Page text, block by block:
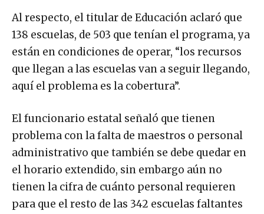
Al respecto, el titular de Educación aclaró que
138 escuelas, de 503 que tenían el programa, ya
están en condiciones de operar, “los recursos
que llegan a las escuelas van a seguir llegando,
aquí el problema es la cobertura”.
El funcionario estatal señaló que tienen
problema con la falta de maestros o personal
administrativo que también se debe quedar en
el horario extendido, sin embargo aún no
tienen la cifra de cuánto personal requieren
para que el resto de las 342 escuelas faltantes